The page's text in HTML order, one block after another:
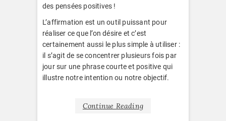
des pensées positives !
L’affirmation est un outil puissant pour
réaliser ce que l’on désire et c’est
certainement aussi le plus simple à utiliser :
il s’agit de se concentrer plusieurs fois par
jour sur une phrase courte et positive qui
illustre notre intention ou notre objectif.
Continue Reading